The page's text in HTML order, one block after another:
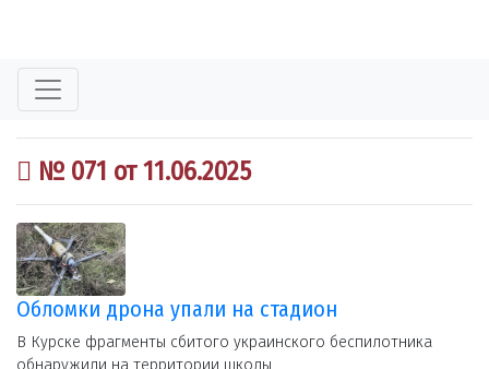
№ 071 от 11.06.2025
Обломки дрона упали на стадион
В Курске фрагменты сбитого украинского беспилотника
обнаружили на территории школы